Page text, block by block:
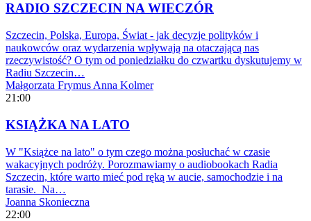
RADIO SZCZECIN NA WIECZÓR
Szczecin, Polska, Europa, Świat - jak decyzje polityków i
naukowców oraz wydarzenia wpływają na otaczającą nas
rzeczywistość? O tym od poniedziałku do czwartku dyskutujemy w
Radiu Szczecin…
Małgorzata Frymus Anna Kolmer
21:00
KSIĄŻKA NA LATO
W "Książce na lato" o tym czego można posłuchać w czasie
wakacyjnych podróży. Porozmawiamy o audiobookach Radia
Szczecin, które warto mieć pod ręką w aucie, samochodzie i na
tarasie. Na…
Joanna Skonieczna
22:00